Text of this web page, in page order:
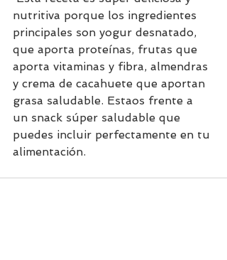
nutritiva porque los ingredientes
principales son yogur desnatado,
que aporta proteínas, frutas que
aporta vitaminas y fibra, almendras
y crema de cacahuete que aportan
grasa saludable. Estaos frente a
un snack súper saludable que
puedes incluir perfectamente en tu
alimentación.